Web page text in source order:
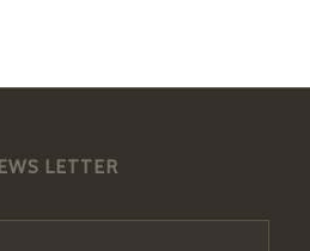
LETTER